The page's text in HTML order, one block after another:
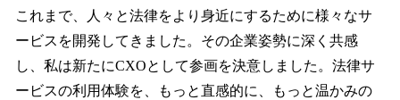
これまで、人々と法律をより身近にするために様々なサ
ービスを開発してきました。その企業姿勢に深く共感
し、私は新たにCXOとして参画を決意しました。法律サ
ービスの利用体験を、もっと直感的に、もっと温かみの